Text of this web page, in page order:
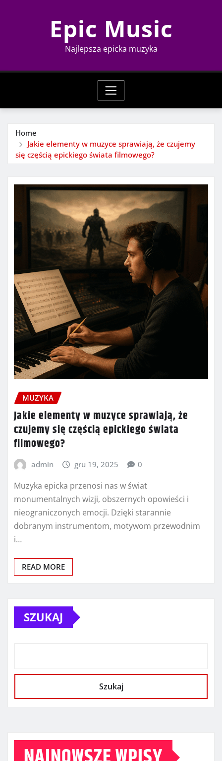
Epic Music
Najlepsza epicka muzyka
Home
Jakie elementy w muzyce sprawiają, że czujemy
się częścią epickiego świata filmowego?
MUZYKA
Jakie elementy w muzyce sprawiają, że
czujemy się częścią epickiego świata
filmowego?
admin gru 19, 2025 0
Muzyka epicka przenosi nas w świat
monumentalnych wizji, obszernych opowieści i
nieograniczonych emocji. Dzięki starannie
dobranym instrumentom, motywom przewodnim
i…
READ MORE
SZUKAJ
Szukaj